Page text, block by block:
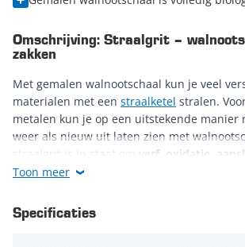
Omschrijving: Straalgrit –
zakken
Met gemalen walnootschaal kun je veel
materialen met een straalketel stralen.
metalen kun je op een uitstekende manier
weer als nieuw uit laten zien met
straalgrit is in staat om verf, oxidatie,
vuiligheid zonder problemen
voorzichtige manier te werk
voorkom je dat je de basislaag van
Toon meer
Specificaties